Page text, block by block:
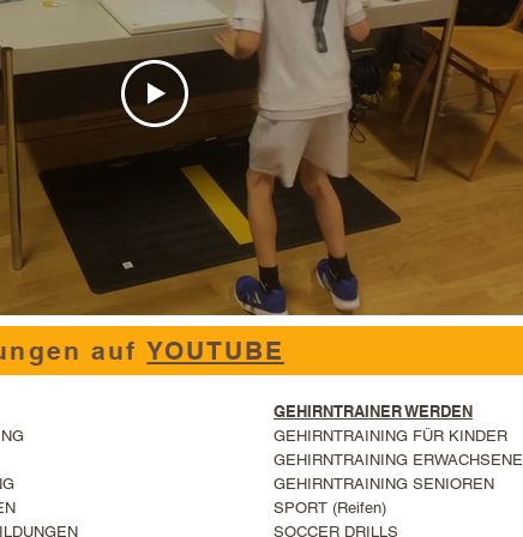
aufYOUTUBE
GEHIRNTRAINER WERDEN
GEHIRNTRAINING FÜR KINDER
GEHIRNTRAINING ERWACHSENE
GEHIRNTRAINING SENIOREN
SPORT (Reifen)
SOCCER DRILLS